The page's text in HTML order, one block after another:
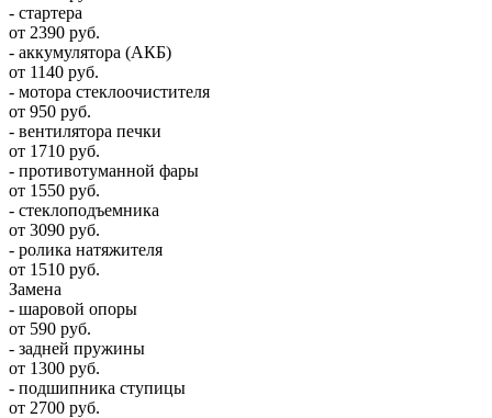
- стартера
от 2390 руб.
- аккумулятора (АКБ)
от 1140 руб.
- мотора стеклоочистителя
от 950 руб.
- вентилятора печки
от 1710 руб.
- противотуманной фары
от 1550 руб.
- стеклоподъемника
от 3090 руб.
- ролика натяжителя
от 1510 руб.
Замена
- шаровой опоры
от 590 руб.
- задней пружины
от 1300 руб.
- подшипника ступицы
от 2700 руб.